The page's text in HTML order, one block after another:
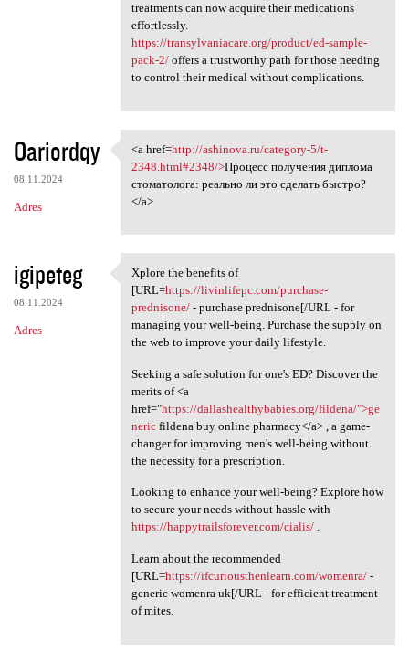
treatments can now acquire their medications
effortlessly.
https://transylvaniacare.org/product/ed-sample-
pack-2/offers a trustworthy path for those needing
to control their medical without complications.
Oariordqy
08.11.2024
Adres
<a href=http://ashinova.ru
<a href=http://ashinova.ru/category-5/t-
2348.html#2348/>Процесс получения диплома
стоматолога: реально ли это сделать быстро?
</a>
igipeteg
08.11.2024
Adres
Xplore the benefits of [URL
Xplore the benefits of
[URL=https://livinlifepc.com/purchase-
prednisone/- purchase prednisone[/URL - for
managing your well-being. Purchase the supply on
the web to improve your daily lifestyle.
Seeking a safe solution for one's ED? Discover the
merits of <a
href="https://dallashealthybabies.org/fildena/">ge
nericfildena buy online pharmacy</a> , a game-
changer for improving men's well-being without
the necessity for a prescription.
Looking to enhance your well-being? Explore how
to secure your needs without hassle with
https://happytrailsforever.com/cialis/.
Learn about the recommended
[URL=https://ifcuriousthenlearn.com/womenra/-
generic womenra uk[/URL - for efficient treatment
of mites.